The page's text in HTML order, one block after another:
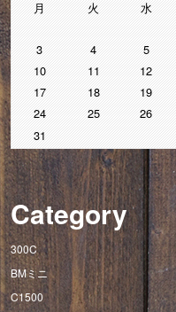
月 火 水
3
4 5
10
11 12
17
18 19
24
25 26
31
Category
300C
BMミニ
C1500